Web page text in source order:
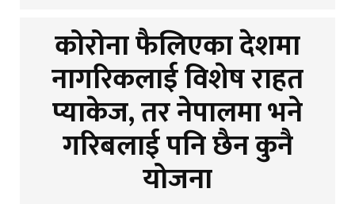
कोरोना फैलिएका देशमा
नागरिकलाई विशेष राहत
प्याकेज, तर नेपालमा भने
गरिबलाई पनि छैन कुनै
योजना